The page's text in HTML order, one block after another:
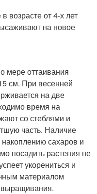
возрасте от 4-х лет
на новое
мере оттаивания
см. При весенней
на две
время на
со стеблями и
часть. Наличие
накоплению сахаров и
посадить растения не
укорениться и
материалом
выращивания.